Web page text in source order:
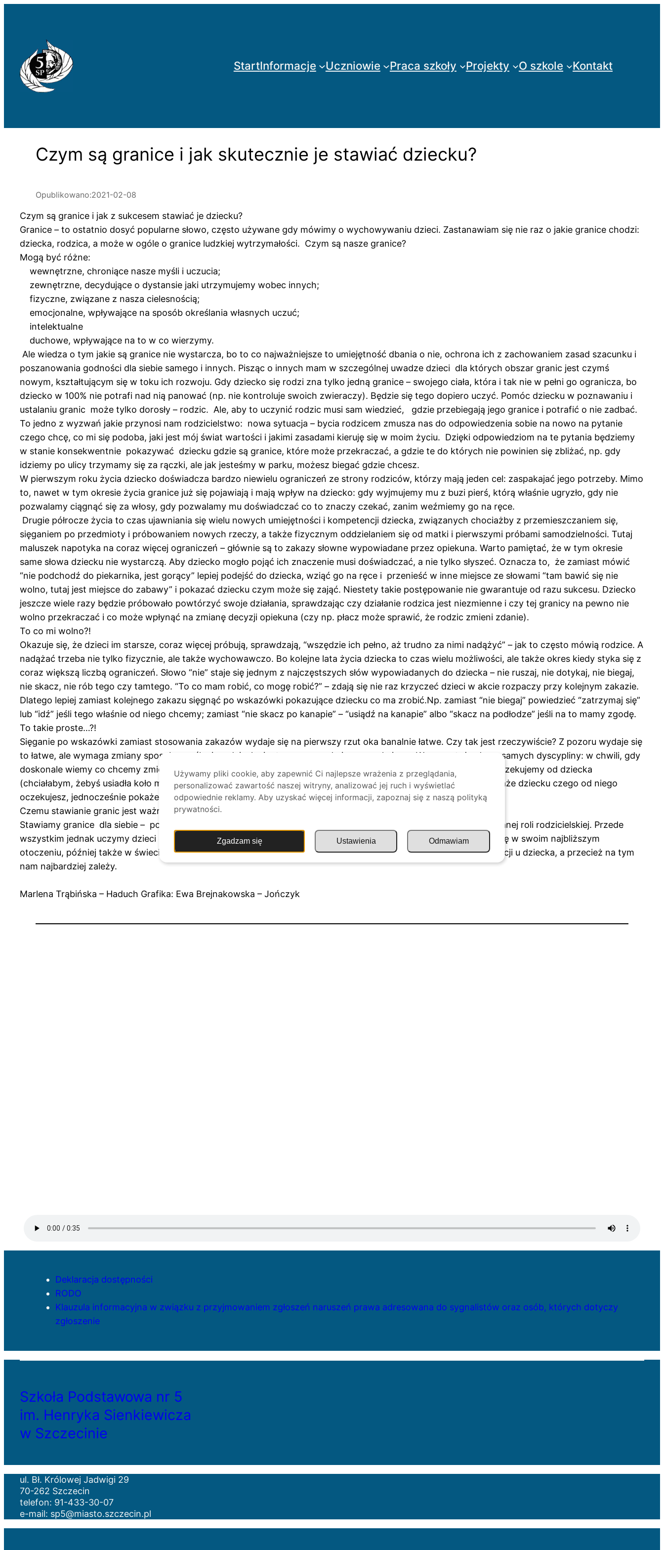
StartInformacje Uczniowie Praca szkoły Projekty O szkole Kontakt
Czym są granice i jak skutecznie je stawiać dziecku?
Opublikowano:2021-02-08
Czym są granice i jak z sukcesem stawiać je dziecku?
Granice – to ostatnio dosyć popularne słowo, często używane gdy mówimy o wychowywaniu dzieci. Zastanawiam się nie raz o jakie granice chodzi:
dziecka, rodzica, a może w ogóle o granice ludzkiej wytrzymałości. Czym są nasze granice?
Mogą być różne:
wewnętrzne, chroniące nasze myśli i uczucia;
zewnętrzne, decydujące o dystansie jaki utrzymujemy wobec innych;
fizyczne, związane z nasza cielesnością;
emocjonalne, wpływające na sposób określania własnych uczuć;
intelektualne
duchowe, wpływające na to w co wierzymy.
Ale wiedza o tym jakie są granice nie wystarcza, bo to co najważniejsze to umiejętność dbania o nie, ochrona ich z zachowaniem zasad szacunku i
poszanowania godności dla siebie samego i innych. Pisząc o innych mam w szczególnej uwadze dzieci dla których obszar granic jest czymś
nowym, kształtującym się w toku ich rozwoju. Gdy dziecko się rodzi zna tylko jedną granice – swojego ciała, która i tak nie w pełni go ogranicza, bo
dziecko w 100% nie potrafi nad nią panować (np. nie kontroluje swoich zwieraczy). Będzie się tego dopiero uczyć. Pomóc dziecku w poznawaniu i
ustalaniu granic może tylko dorosły – rodzic. Ale, aby to uczynić rodzic musi sam wiedzieć, gdzie przebiegają jego granice i potrafić o nie zadbać.
To jedno z wyzwań jakie przynosi nam rodzicielstwo: nowa sytuacja – bycia rodzicem zmusza nas do odpowiedzenia sobie na nowo na pytanie
czego chcę, co mi się podoba, jaki jest mój świat wartości i jakimi zasadami kieruję się w moim życiu. Dzięki odpowiedziom na te pytania będziemy
w stanie konsekwentnie pokazywać dziecku gdzie są granice, które może przekraczać, a gdzie te do których nie powinien się zbliżać, np. gdy
idziemy po ulicy trzymamy się za rączki, ale jak jesteśmy w parku, możesz biegać gdzie chcesz.
W pierwszym roku życia dziecko doświadcza bardzo niewielu ograniczeń ze strony rodziców, którzy mają jeden cel: zaspakajać jego potrzeby. Mimo
to, nawet w tym okresie życia granice już się pojawiają i mają wpływ na dziecko: gdy wyjmujemy mu z buzi pierś, którą właśnie ugryzło, gdy nie
pozwalamy ciągnąć się za włosy, gdy pozwalamy mu doświadczać co to znaczy czekać, zanim weźmiemy go na ręce.
Drugie półrocze życia to czas ujawniania się wielu nowych umiejętności i kompetencji dziecka, związanych chociażby z przemieszczaniem się,
sięganiem po przedmioty i próbowaniem nowych rzeczy, a także fizycznym oddzielaniem się od matki i pierwszymi próbami samodzielności. Tutaj
maluszek napotyka na coraz więcej ograniczeń – głównie są to zakazy słowne wypowiadane przez opiekuna. Warto pamiętać, że w tym okresie
same słowa dziecku nie wystarczą. Aby dziecko mogło pojąć ich znaczenie musi doświadczać, a nie tylko słyszeć. Oznacza to, że zamiast mówić
“nie podchodź do piekarnika, jest gorący” lepiej podejść do dziecka, wziąć go na ręce i przenieść w inne miejsce ze słowami “tam bawić się nie
wolno, tutaj jest miejsce do zabawy” i pokazać dziecku czym może się zająć. Niestety takie postępowanie nie gwarantuje od razu sukcesu. Dziecko
jeszcze wiele razy będzie próbowało powtórzyć swoje działania, sprawdzając czy działanie rodzica jest niezmienne i czy tej granicy na pewno nie
wolno przekraczać i co może wpłynąć na zmianę decyzji opiekuna (czy np. płacz może sprawić, że rodzic zmieni zdanie).
To co mi wolno?!
Okazuje się, że dzieci im starsze, coraz więcej próbują, sprawdzają, “wszędzie ich pełno, aż trudno za nimi nadążyć” – jak to często mówią rodzice. A
nadążać trzeba nie tylko fizycznie, ale także wychowawczo. Bo kolejne lata życia dziecka to czas wielu możliwości, ale także okres kiedy styka się z
coraz większą liczbą ograniczeń. Słowo “nie” staje się jednym z najczęstszych słów wypowiadanych do dziecka – nie ruszaj, nie dotykaj, nie biegaj,
nie skacz, nie rób tego czy tamtego. “To co mam robić, co mogę robić?” – zdają się nie raz krzyczeć dzieci w akcie rozpaczy przy kolejnym zakazie.
Dlatego lepiej zamiast kolejnego zakazu sięgnąć po wskazówki pokazujące dziecku co ma zrobić.Np. zamiast “nie biegaj” powiedzieć “zatrzymaj się”
lub “idź” jeśli tego właśnie od niego chcemy; zamiast “nie skacz po kanapie” – “usiądź na kanapie” albo “skacz na podłodze” jeśli na to mamy zgodę.
To takie proste…?!
Sięganie po wskazówki zamiast stosowania zakazów wydaje się na pierwszy rzut oka banalnie łatwe. Czy tak jest rzeczywiście? Z pozoru wydaje się
to łatwe, ale wymaga zmiany sposobu myślenia o dziecku i o tym czego od niego oczekujemy. Wymaga też od nas samych dyscypliny: w chwili, gdy
doskonale wiemy co chcemy zmienić (niech ona już nie skacze! niech on już nie krzyczy!) musimy określić czego oczekujemy od dziecka
(chciałabym, żebyś usiadła koło mnie, chciałbym, żebyś ze mną obejrzał bajkę) Takie formułowanie oczekiwań pokaże dziecku czego od niego
oczekujesz, jednocześnie pokaże mu alternatywne zachowanie.
Czemu stawianie granic jest ważne?
Stawiamy granice dla siebie – po to, aby samemu jako rodzic być zadowolonym i usatysfakcjonowanym z wypełnianej roli rodzicielskiej. Przede
wszystkim jednak uczymy dzieci granic, ponieważ dzięki temu dzieci czują się bezpiecznie: wiedzą jak poruszać się w swoim najbliższym
otoczeniu, później także w świeci. Na bazie tych doświadczeń kształtuje się poczucie własnej wartości i kompetencji u dziecka, a przecież na tym
nam najbardziej zależy.
Marlena Trąbińska – Haduch Grafika: Ewa Brejnakowska – Jończyk
Deklaracja dostępności
RODO
Klauzula informacyjna w związku z przyjmowaniem zgłoszeń naruszeń prawa adresowana do sygnalistów oraz osób, których dotyczy
zgłoszenie
Szkoła Podstawowa nr 5
im. Henryka Sienkiewicza
w Szczecinie
ul. Bł. Królowej Jadwigi 29
70-262 Szczecin
telefon: 91-433-30-07
e-mail: sp5@miasto.szczecin.pl
Używamy pliki cookie, aby zapewnić Ci najlepsze wrażenia z przeglądania,
personalizować zawartość naszej witryny, analizować jej ruch i wyświetlać
odpowiednie reklamy. Aby uzyskać więcej informacji, zapoznaj się z naszą polityką
prywatności.
Zgadzam się Ustawienia Odmawiam